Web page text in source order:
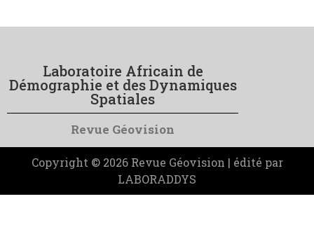
Laboratoire Africain de
Démographie et des Dynamiques
Spatiales
Revue Géovision
Copyright © 2026 Revue Géovision | édité par
LABORADDYS